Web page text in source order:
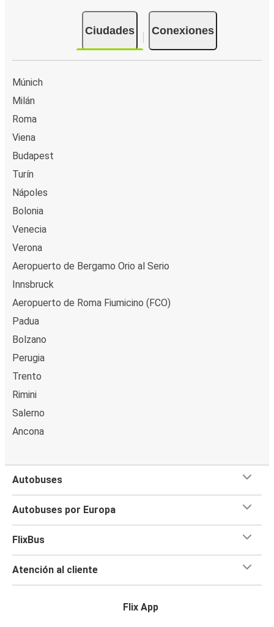
Ciudades Conexiones
Múnich
Milán
Roma
Viena
Budapest
Turín
Nápoles
Bolonia
Venecia
Verona
Aeropuerto de Bergamo Orio al Serio
Innsbruck
Aeropuerto de Roma Fiumicino (FCO)
Padua
Bolzano
Perugia
Trento
Rimini
Salerno
Ancona
Autobuses
Autobuses por Europa
FlixBus
Atención al cliente
Flix App